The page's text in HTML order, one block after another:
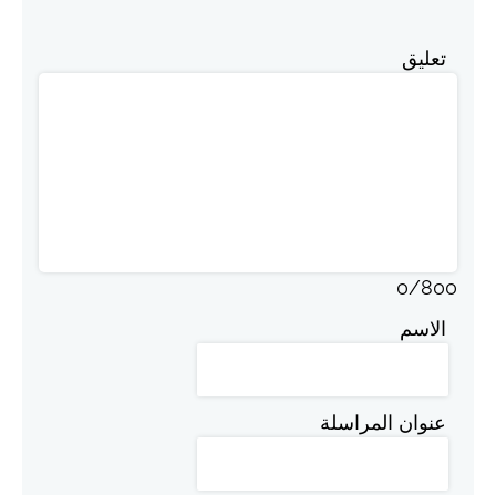
تعليق
0/800
الاسم
عنوان المراسلة